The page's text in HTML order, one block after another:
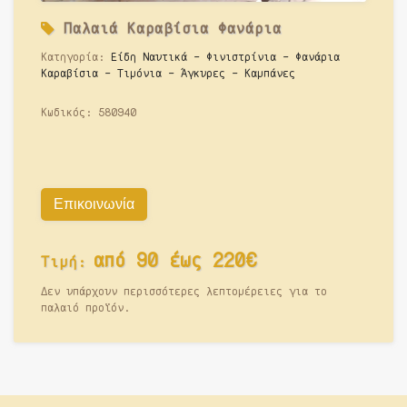
Παλαιά Καραβίσια Φανάρια
Κατηγορία: Είδη Ναυτικά - Φινιστρίνια - Φανάρια
Καραβίσια - Τιμόνια - Άγκυρες - Καμπάνες
Κωδικός: 580940
Επικοινωνία
Τιμή: από 90 έως 220€
Δεν υπάρχουν περισσότερες λεπτομέρειες για το
παλαιό προϊόν.